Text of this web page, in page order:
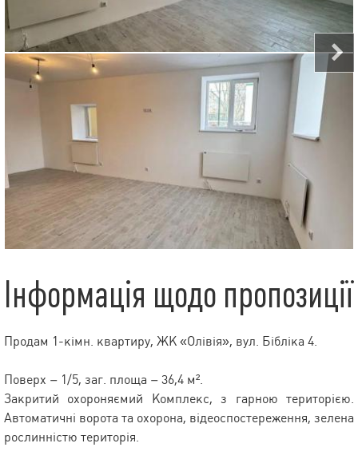
Інформація щодо пропозиції
Продам 1-кімн. квартиру, ЖК «Олівія», вул. Бібліка 4.
Поверх – 1/5, заг. площа – 36,4 м².
Закритий охороняємий Комплекс, з гарною територією.
Автоматичні ворота та охорона, відеоспостереження, зелена
рослинністю територія.